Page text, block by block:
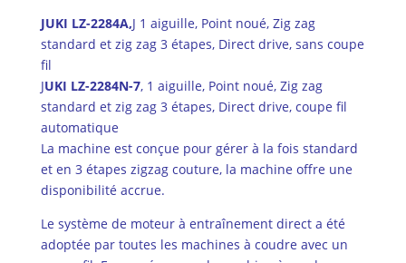
JUKI LZ-2284A,J 1 aiguille, Point noué, Zig zag
standard et zig zag 3 étapes, Direct drive, sans coupe
fil
JUKI LZ-2284N-7, 1 aiguille, Point noué, Zig zag
standard et zig zag 3 étapes, Direct drive, coupe fil
automatique
La machine est conçue pour gérer à la fois standard
et en 3 étapes zigzag couture, la machine offre une
disponibilité accrue.
Le système de moteur à entraînement direct a été
adoptée par toutes les machines à coudre avec un